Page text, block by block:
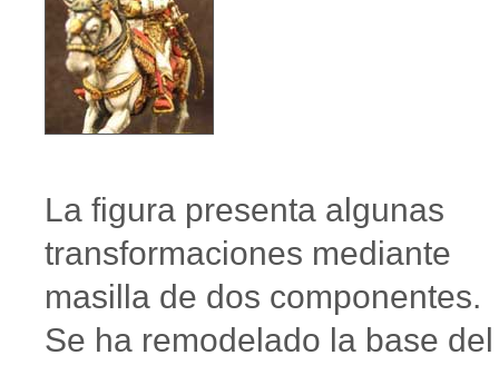
La figura presenta algunas
transformaciones mediante
masilla de dos componentes.
Se ha remodelado la base del